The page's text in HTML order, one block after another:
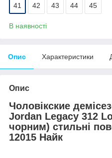
41 42 43 44 45
В наявності
Опис Характеристики
Опис
Чоловікские
Jordan Legacy 312
чорним) стильні
12015 Найк